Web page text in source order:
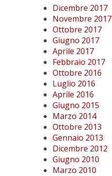
Dicembre 2017
Novembre 2017
Ottobre 2017
Giugno 2017
Aprile 2017
Febbraio 2017
Ottobre 2016
Luglio 2016
Aprile 2016
Giugno 2015
Marzo 2014
Ottobre 2013
Gennaio 2013
Dicembre 2012
Giugno 2010
Marzo 2010